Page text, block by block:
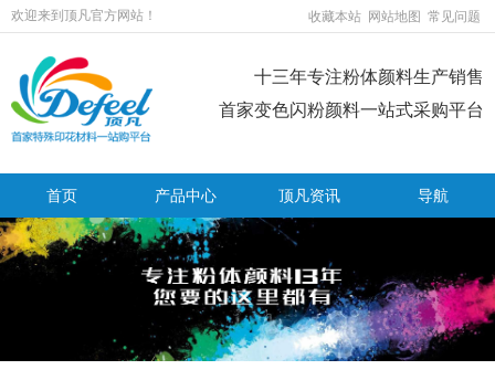
欢迎来到顶凡官方网站！ 收藏本站 网站地图 常见问题
十三年专注粉体颜料生产销售
首家变色闪粉颜料一站式采购平台
首页 产品中心 顶凡资讯 导航